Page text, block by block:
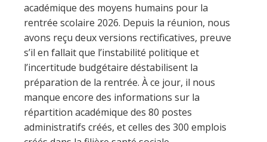
académique des moyens humains pour la
rentrée scolaire 2026. Depuis la réunion, nous
avons reçu deux versions rectificatives, preuve
s’il en fallait que l’instabilité politique et
l’incertitude budgétaire déstabilisent la
préparation de la rentrée. À ce jour, il nous
manque encore des informations sur la
répartition académique des 80 postes
administratifs créés, et celles des 300 emplois